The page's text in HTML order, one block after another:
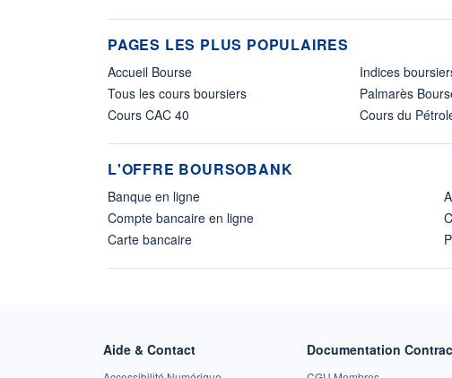
PAGES LES PLUS POPULAIRES
Accueil Bourse
Tous les cours boursiers
Cours CAC 40
Indices
Palmarès
Cours du
L'OFFRE BOURSOBANK
Banque en ligne
Compte bancaire en ligne
Carte bancaire
Aide & Contact Documentation